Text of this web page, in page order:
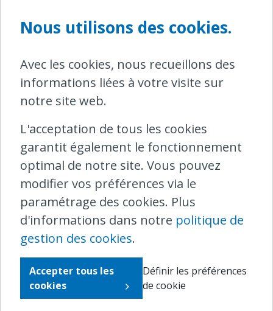
TEC) : ils doivent être renouvelés au
souhaitée. Un abonnement SNCB sur
papier comme le Student Multi doit être
renouvelé en ligne au moins 10 jours à
Attention : un abonnement combiné
n'est pas toujours la solution la plus
avantageuse. Par exemple, De Lijn
accorde une réduction importante aux
voyageurs de moins de 12 ans ; certaines
communes flamandes interviennent dans
le coût de l'abonnement de leurs
résidents(réduction de 20 à 50 %); et il en
existe encore
d'autres .
Nous utilisons des cookies.
Avec les cookies, nous recueillons des
informations liées à votre visite sur
notre site web.
L'acceptation de tous les cookies
garantit également le fonctionnement
optimal de notre site. Vous pouvez
modifier vos préférences via le
paramétrage des cookies. Plus
d'informations dans notre politique de
gestion des cookies.
Accepter tous les
cookies
Définir les préférences
de cookie